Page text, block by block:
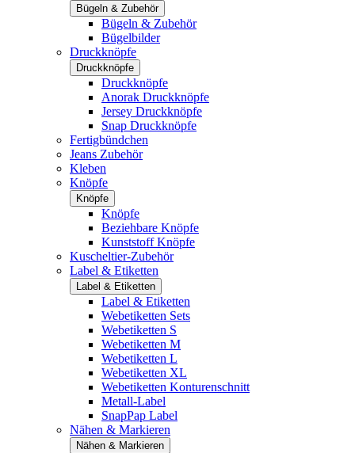
Bügeln & Zubehör
Bügeln & Zubehör
Bügelbilder
Druckknöpfe
Druckknöpfe
Druckknöpfe
Anorak Druckknöpfe
Jersey Druckknöpfe
Snap Druckknöpfe
Fertigbündchen
Jeans Zubehör
Kleben
Knöpfe
Knöpfe
Knöpfe
Beziehbare Knöpfe
Kunststoff Knöpfe
Kuscheltier-Zubehör
Label & Etiketten
Label & Etiketten
Label & Etiketten
Webetiketten Sets
Webetiketten S
Webetiketten M
Webetiketten L
Webetiketten XL
Webetiketten Konturenschnitt
Metall-Label
SnapPap Label
Nähen & Markieren
Nähen & Markieren